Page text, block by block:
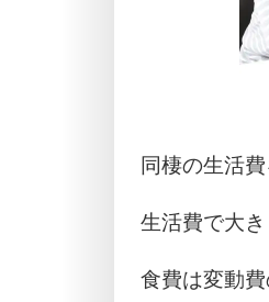
同棲の生活
生活費で大
食費は変動